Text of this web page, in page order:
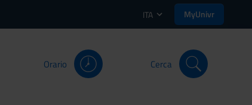
ITA MyUnivr
Orario Cerca